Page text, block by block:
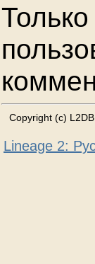
Только
Copyright (c)
Lineage 2: